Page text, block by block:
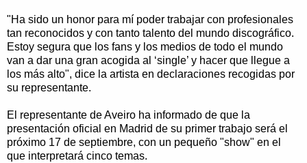
"Ha sido un honor para mí poder trabajar con profesionales
tan reconocidos y con tanto talento del mundo discográfico.
Estoy segura que los fans y los medios de todo el mundo
van a dar una gran acogida al ‘single’ y hacer que llegue a
los más alto", dice la artista en declaraciones recogidas por
su representante.
El representante de Aveiro ha informado de que la
presentación oficial en Madrid de su primer trabajo será el
próximo 17 de septiembre, con un pequeño "show" en el
que interpretará cinco temas.